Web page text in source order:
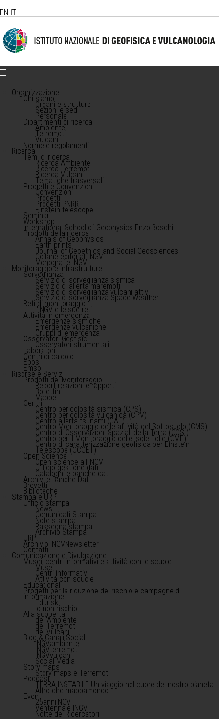
EN IT
Organizzazione
Chi siamo
Organi e strutture
Sezioni e sedi
Personale
Dipartimenti di ricerca
Ambiente
Terremoti
Vulcani
Norme e regolamenti
Ricerca
Temi di ricerca
Ricerca Ambiente
Ricerca Terremoti
Ricerca Vulcani
Tematiche trasversali
Progetti e Convenzioni
Convenzioni
Progetti
Progetti PNRR
Einstein telescope
Seminari
Workshop
International School of Geophysics Enzo Boschi
Prodotti della ricerca
Annals of Geophysics
Earth-prints
Journal of Geoethics and Social Geosciences
Collane editoriali INGV
Monografie INGV
Monitoraggio e infrastrutture
Sorveglianza
Servizio di sorveglianza sismica
Servizio di allerta maremoti
Servizio di sorveglianza vulcani attivi
Servizio di sorveglianza Space Weather
Reti di monitoraggio
l'INGV e le sue reti
Attività in emergenza
Emergenze sismiche
Emergenze vulcaniche
Gruppi di emergenza
Osservatori Geofisici
Osservatori strumentali
Laboratori
Centri di calcolo
Epos
Emso
Risorse e Servizi
Prodotti del Monitoraggio
Report relazioni e rapporti
Bollettini
Mappe
Centri
Centro pericolosità sismica (CPS)
Centro pericolosità vulcanica (CPV)
Centro allerta tsunami (CAT)
Centro Monitoraggio delle attività del Sottosuolo (CMS)
Centro di Osservazioni Spaziali della Terra (COS )
Centro per il Monitoraggio delle Isole Eolie (CME)
Centro di caratterizzazione geofisica per Einstein
Telescope (CCGET)
Open Science
Open science all'INGV
Ufficio gestione dati
Cataloghi e banche dati
Archivi e Banche Dati
Brevetti
Biblioteche
Stampa e URP
Ufficio stampa
News
Comunicati Stampa
Note stampa
Rassegna stampa
Archivio Stampa
URP
Archivio INGVNewsletter
Contatti
Comunicazione e Divulgazione
Musei, centri informativi e attività con le scuole
Musei
Centri informativi
Attività con scuole
Educational
Progetti per la riduzione del rischio e campagne di
informazione
Edurisk
Io non rischio
Alla scoperta
dell'Ambiente
dei Terremoti
dei Vulcani
Blog & Canali Social
INGVambiente
INGVterremoti
INGVvulcani
Social Media
Story maps
Story maps e Terremoti
Podcast
TERRA INSTABILE Un viaggio nel cuore del nostro pianeta
Altro che mappamondo
Eventi
25anniINGV
Ventennale INGV
Notte dei Ricercatori